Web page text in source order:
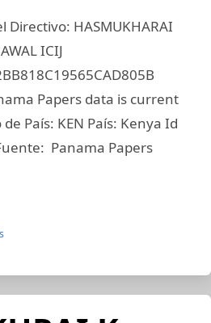
Directivo: HASMUKHARAI
ICIJ
Papers data is current
País: KEN País: Kenya Id
Panama Papers